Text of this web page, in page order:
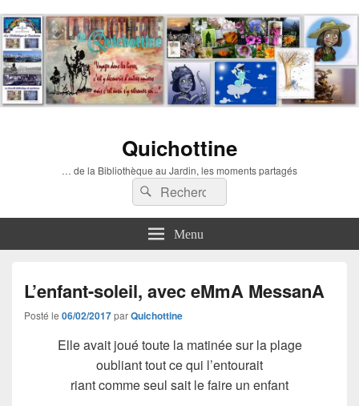
Quichottine
… de la Bibliothèque au Jardin, les moments partagés
Recherche :
Rechercher
Menu
L’enfant-soleil, avec eMmA MessanA
Posté le 06/02/2017parQuichottine
Elle avait joué toute la matinée sur la plage
oubliant tout ce qui l’entourait
riant comme seul sait le faire un enfant